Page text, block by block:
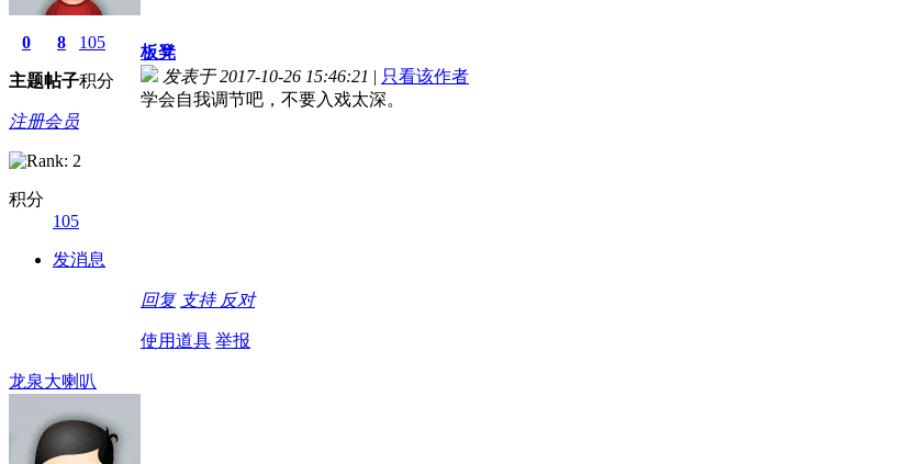
0
主题
8
帖子
105
积分
注册会员
积分
105
发消息
板凳
发表于 2017-10-26 15:46:21 | 只看该作者
学会自我调节吧，不要入戏太深。
回复 支持 反对
使用道具 举报
龙泉大喇叭